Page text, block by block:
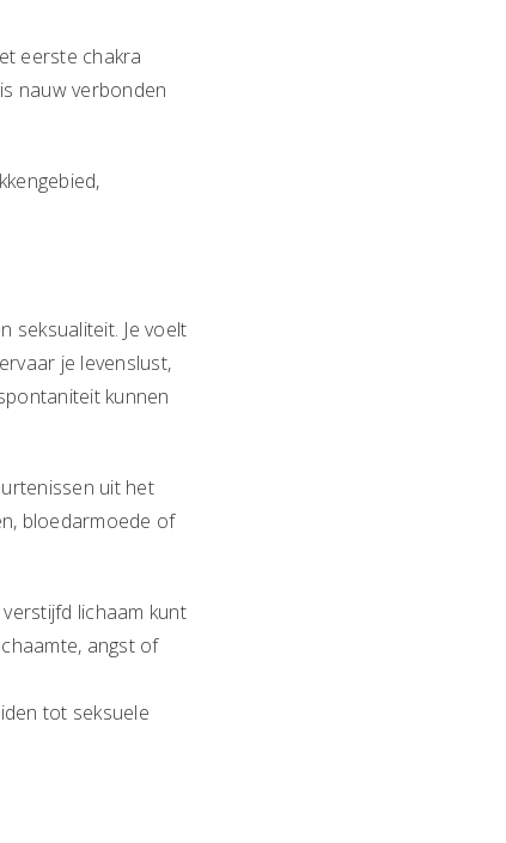
eerste chakra
nauw verbonden
seksualiteit. Je voelt
je levenslust,
kunnen
uit het
bloedarmoede of
lichaam kunt
angst of
tot seksuele